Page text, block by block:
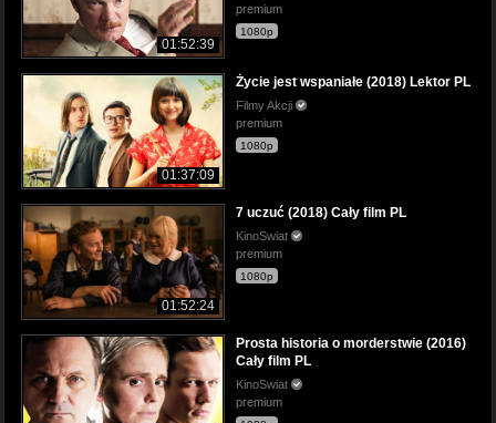
01:52:39
premium
1080p
01:37:09
Życie jest wspaniałe (2018) Lektor PL
Filmy Akcji
premium
1080p
01:52:24
7 uczuć (2018) Cały film PL
KinoSwiat
premium
1080p
Prosta historia o morderstwie (2016)
Cały film PL
KinoSwiat
premium